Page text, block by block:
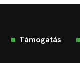
Támogatás